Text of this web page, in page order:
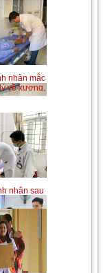
nhân mắc
về xương,
nhân sau
thuật